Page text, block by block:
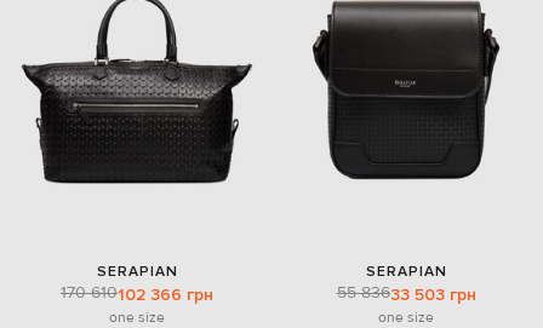
SERAPIAN
170 610102 366 грн
one size
SERAPIAN
55 83633 503 грн
one size